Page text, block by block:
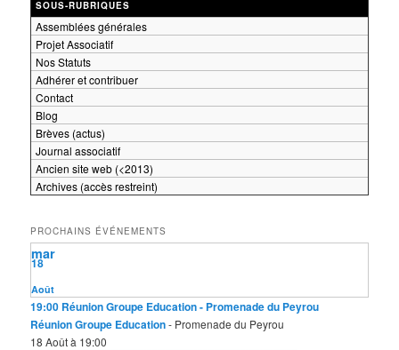
e
r
c
h
e
SOUS-RUBRIQUES
Assemblées générales
Projet Associatif
Nos Statuts
Adhérer et contribuer
Contact
Blog
Brèves (actus)
Journal associatif
Ancien site web (<2013)
Archives (accès restreint)
PROCHAINS ÉVÉNEMENTS
Août
18
mar
19:00 Réunion Groupe Education- Promenade du Peyrou
Réunion Groupe Education- Promenade du Peyrou
18 Août à 19:00